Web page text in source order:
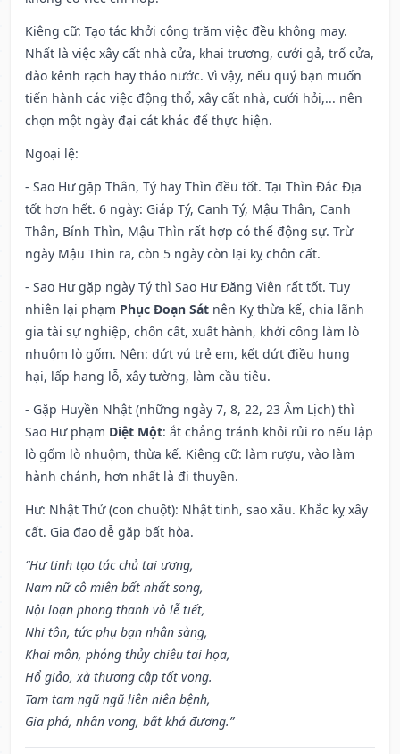
Kiêng cữ: Tạo tác khởi công trăm việc đều không may.
Nhất là việc xây cất nhà cửa, khai trương, cưới gả, trổ cửa,
đào kênh rạch hay tháo nước. Vì vậy, nếu quý bạn muốn
tiến hành các việc động thổ, xây cất nhà, cưới hỏi,... nên
chọn một ngày đại cát khác để thực hiện.
Ngoại lệ:
- Sao Hư gặp Thân, Tý hay Thìn đều tốt. Tại Thìn Đắc Địa
tốt hơn hết. 6 ngày: Giáp Tý, Canh Tý, Mậu Thân, Canh
Thân, Bính Thìn, Mậu Thìn rất hợp có thể động sự. Trừ
ngày Mậu Thìn ra, còn 5 ngày còn lại kỵ chôn cất.
- Sao Hư gặp ngày Tý thì Sao Hư Đăng Viên rất tốt. Tuy
nhiên lại phạm Phục Đoạn Sát nên Kỵ thừa kế, chia lãnh
gia tài sự nghiệp, chôn cất, xuất hành, khởi công làm lò
nhuộm lò gốm. Nên: dứt vú trẻ em, kết dứt điều hung
hại, lấp hang lỗ, xây tường, làm cầu tiêu.
- Gặp Huyền Nhật (những ngày 7, 8, 22, 23 Âm Lịch) thì
Sao Hư phạm Diệt Một: ắt chẳng tránh khỏi rủi ro nếu lập
lò gốm lò nhuộm, thừa kế. Kiêng cữ: làm rượu, vào làm
hành chánh, hơn nhất là đi thuyền.
Hư: Nhật Thử (con chuột): Nhật tinh, sao xấu. Khắc kỵ xây
cất. Gia đạo dễ gặp bất hòa.
“Hư tinh tạo tác chủ tai ương,
Nam nữ cô miên bất nhất song,
Nội loạn phong thanh vô lễ tiết,
Nhi tôn, tức phụ bạn nhân sàng,
Khai môn, phóng thủy chiêu tai họa,
Hổ giảo, xà thương cập tốt vong.
Tam tam ngũ ngũ liên niên bệnh,
Gia phá, nhân vong, bất khả đương.”